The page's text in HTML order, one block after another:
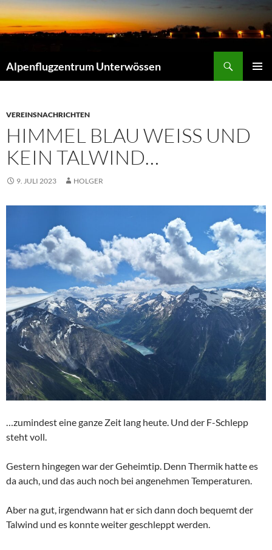
Zum
Inhalt
springen
Alpenflugzentrum Unterwössen
VEREINSNACHRICHTEN
HIMMEL BLAU WEISS UND K
EIN TALWIND…
9. JULI 2023 HOLGER
…zumindest eine ganze Zeit lang heute. Und der F-Schlepp
steht voll.
Gestern hingegen war der Geheimtip. Denn Thermik hatte es
da auch, und das auch noch bei angenehmen Temperaturen.
Aber na gut, irgendwann hat er sich dann doch bequemt der
Talwind und es konnte weiter geschleppt werden.